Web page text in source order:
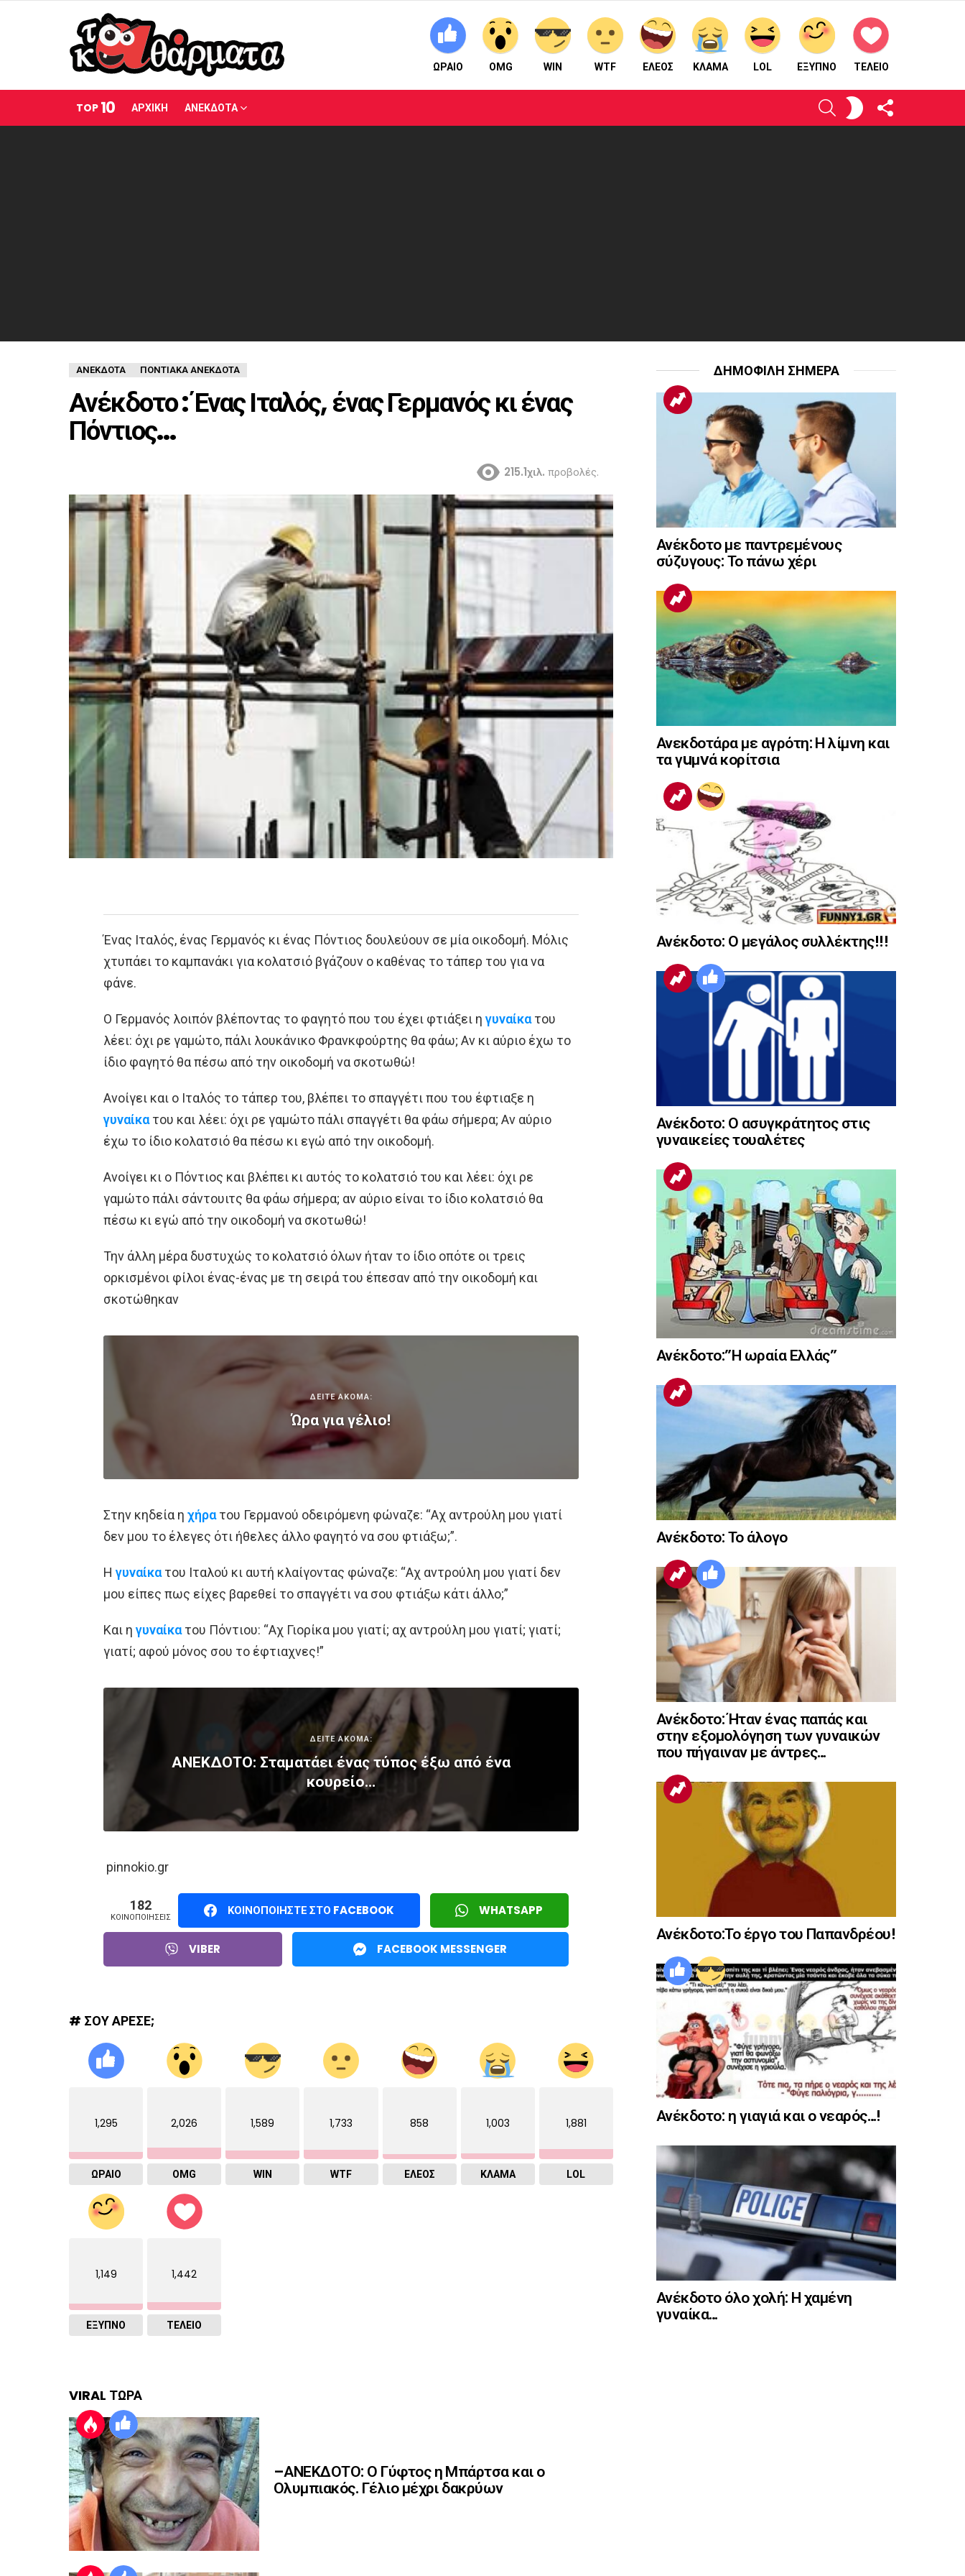
ΩΡΑΙΟ OMG WIN WTF ΕΛΕΟΣ ΚΛΑΜΑ LOL ΈΞΥΠΝΟ ΤΕΛΕΙΟ
TOP 10 ΑΡΧΙΚΗ ΑΝΕΚΔΟΤΑ
ΑΝΑΖΉΤΗΣΗΕΝΕΡΓΟΠΟΙΉΣΤΕ
ΤΟ
ΔΈΡΜΑ
ΑΝΈΚΔΟΤΑ ΠΟΝΤΙΑΚΑ ΑΝΕΚΔΟΤΑ
Ανέκδοτο : Ένας Ιταλός, ένας Γερμανός κι ένας
Πόντιος…
215.1χιλ. προβολές.
Ένας Ιταλός, ένας Γερμανός κι ένας Πόντιος δουλεύουν σε μία οικοδομή. Μόλις
χτυπάει το καμπανάκι για κολατσιό βγάζουν ο καθένας το τάπερ του για να
φάνε.
Ο Γερμανός λοιπόν βλέποντας το φαγητό που του έχει φτιάξει η γυναίκατου
λέει: όχι ρε γαμώτο, πάλι λουκάνικο Φρανκφούρτης θα φάω; Αν κι αύριο έχω το
ίδιο φαγητό θα πέσω από την οικοδομή να σκοτωθώ!
Ανοίγει και ο Ιταλός το τάπερ του, βλέπει το σπαγγέτι που του έφτιαξε η
γυναίκατου και λέει: όχι ρε γαμώτο πάλι σπαγγέτι θα φάω σήμερα; Aν αύριο
έχω το ίδιο κολατσιό θα πέσω κι εγώ από την oικοδομή.
Ανοίγει κι ο Πόντιος και βλέπει κι αυτός το κολατσιό του και λέει: όχι ρε
γαμώτο πάλι σάντουιτς θα φάω σήμερα; αν αύριο είναι το ίδιο κολατσιό θα
πέσω κι εγώ από την οικοδομή να σκοτωθώ!
Την άλλη μέρα δυστυχώς το κολατσιό όλων ήταν το ίδιο οπότε οι τρεις
ορκισμένοι φίλοι ένας-ένας με τη σειρά του έπεσαν από την οικοδομή και
σκοτώθηκαν
ΔΕΙΤΕ ΑΚΟΜΑ:
Ώρα για γέλιο!
Στην κηδεία η χήρατου Γερμανού οδειρόμενη φώναζε: “Aχ αντρούλη μου γιατί
δεν μου το έλεγες ότι ήθελες άλλο φαγητό να σου φτιάξω;”.
Η γυναίκατου Ιταλού κι αυτή κλαίγοντας φώναζε: “Aχ αντρούλη μου γιατί δεν
μου είπες πως είχες βαρεθεί το σπαγγέτι να σου φτιάξω κάτι άλλο;”
Και η γυναίκατου Πόντιου: “Aχ Γιορίκα μου γιατί; αχ αντρούλη μου γιατί; γιατί;
γιατί; αφού μόνος σου το έφτιαχνες!”
ΔΕΙΤΕ ΑΚΟΜΑ:
ΑΝΕΚΔΟΤΟ: Σταματάει ένας τύπος έξω από ένα
κουρείο…
pinnokio.gr
182
ΚΟΙΝΟΠΟΙΉΣΕΙΣ ΚΟΙΝΟΠΟΙΉΣΤΕ ΣΤΟ FACEBOOK WHATSAPP
VIBER FACEBOOK MESSENGER
# ΣΟΥ ΑΡΕΣΕ;
1,295
ΩΡΑΙΟ
2,026
OMG
1,589
WIN
1,733
WTF
858
ΕΛΕΟΣ
1,003
ΚΛΑΜΑ
1,881
LOL
1,149
ΈΞΥΠΝΟ
1,442
ΤΕΛΕΙΟ
VIRAL ΤΩΡΑ
–ΑΝΕΚΔΟΤΟ: Ο Γύφτος η Μπάρτσα και ο
Ολυμπιακός. Γέλιο μέχρι δακρύων
ΔΗΜΟΦΙΛΗ ΣΗΜΕΡΑ
Ανέκδοτο με παντρεμένους
σύζυγους: Το πάνω χέρι
Ανεκδοτάρα με αγρότη: Η λίμνη και
τα γuμvά κορίτσια
Ανέκδοτο: Ο μεγάλος συλλέκτης!!!
Ανέκδοτο: Ο ασυγκράτητος στις
γυναικείες τουαλέτες
Ανέκδοτο:”Η ωραία Ελλάς”
Ανέκδοτο: Το άλογο
Ανέκδοτο: Ήταν ένας παπάς και
στην εξομολόγηση των γυναικών
που πήγαιναν με άντρες…
Ανέκδοτο:Το έργο του Παπανδρέου!
Ανέκδοτο: η γιαγιά και ο νεαρός…!
Ανέκδοτο όλο χολή: Η χαμένη
γυναίκα…